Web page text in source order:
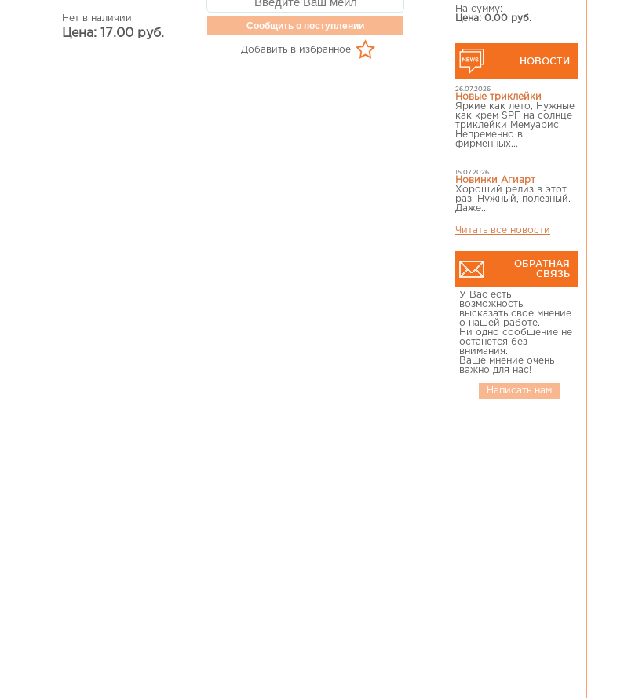
На сумму:
Цена: 0.00 руб.
НОВОСТИ
26.07.2026
Новые триклейки
Яркие как лето, Нужные
как крем SPF на солнце
триклейки Мемуарис.
Непременно в
фирменных...
15.07.2026
Новинки Агиарт
Хороший релиз в этот
раз. Нужный, полезный.
Даже...
Читать все новости
ОБРАТНАЯ
СВЯЗЬ
У Вас есть
возможность
высказать свое мнение
о нашей работе.
Ни одно сообщение не
останется без
внимания.
Ваше мнение очень
важно для нас!
Написать нам
Нет в наличии
Цена: 17.00 руб.
Сообщить о поступлении
Добавить в избранное